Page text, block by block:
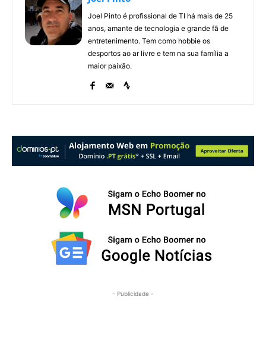
Joel Pinto é profissional de TI há mais de 25
anos, amante de tecnologia e grande fã de
entretenimento. Tem como hobbie os
desportos ao ar livre e tem na sua família a
maior paixão.
- Publicidade -